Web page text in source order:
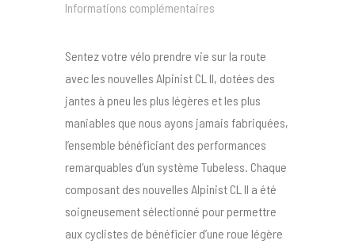
Informations complémentaires
Sentez votre vélo prendre vie sur la route
avec les nouvelles Alpinist CL II, dotées des
jantes à pneu les plus légères et les plus
maniables que nous ayons jamais fabriquées,
l’ensemble bénéficiant des performances
remarquables d’un système Tubeless. Chaque
composant des nouvelles Alpinist CL II a été
soigneusement sélectionné pour permettre
aux cyclistes de bénéficier d’une roue légère